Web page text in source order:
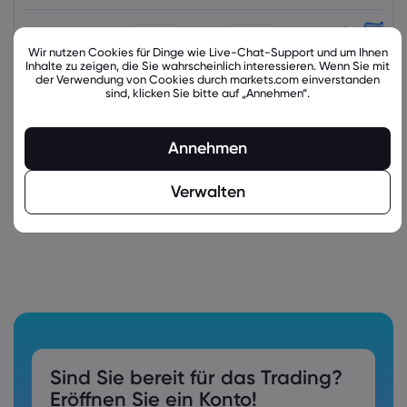
Sind Sie bereit für das Trading?
Eröffnen Sie ein Konto!
Wir nutzen Cookies für Dinge wie Live-Chat-Support und um Ihnen
Inhalte zu zeigen, die Sie wahrscheinlich interessieren. Wenn Sie mit
der Verwendung von Cookies durch markets.com einverstanden
sind, klicken Sie bitte auf „Annehmen“.
Annehmen
Verwalten